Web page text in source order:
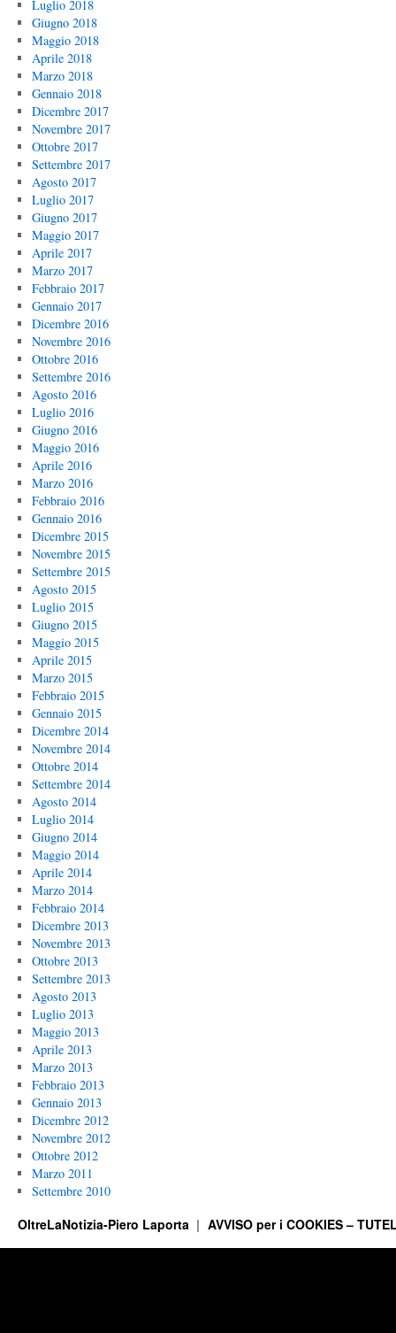
Luglio 2018
Giugno 2018
Maggio 2018
Aprile 2018
Marzo 2018
Gennaio 2018
Dicembre 2017
Novembre 2017
Ottobre 2017
Settembre 2017
Agosto 2017
Luglio 2017
Giugno 2017
Maggio 2017
Aprile 2017
Marzo 2017
Febbraio 2017
Gennaio 2017
Dicembre 2016
Novembre 2016
Ottobre 2016
Settembre 2016
Agosto 2016
Luglio 2016
Giugno 2016
Maggio 2016
Aprile 2016
Marzo 2016
Febbraio 2016
Gennaio 2016
Dicembre 2015
Novembre 2015
Settembre 2015
Agosto 2015
Luglio 2015
Giugno 2015
Maggio 2015
Aprile 2015
Marzo 2015
Febbraio 2015
Gennaio 2015
Dicembre 2014
Novembre 2014
Ottobre 2014
Settembre 2014
Agosto 2014
Luglio 2014
Giugno 2014
Maggio 2014
Aprile 2014
Marzo 2014
Febbraio 2014
Dicembre 2013
Novembre 2013
Ottobre 2013
Settembre 2013
Agosto 2013
Luglio 2013
Maggio 2013
Aprile 2013
Marzo 2013
Febbraio 2013
Gennaio 2013
Dicembre 2012
Novembre 2012
Ottobre 2012
Marzo 2011
Settembre 2010
OltreLaNotizia-Piero Laporta AVVISO per i COOKIES –